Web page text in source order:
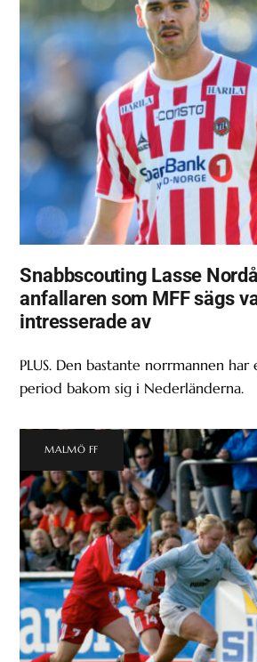
Snabbscouting Lasse
anfallaren som MFF sägs
intresserade av
PLUS. Den bastante norrmannen har
period bakom sig i Nederländerna.
MALMÖ FF